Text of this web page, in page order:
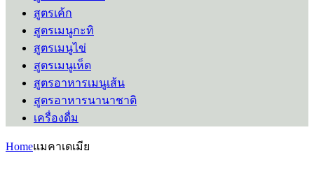
สูตรเค้ก
สูตรเมนูกะทิ
สูตรเมนูไข่
สูตรเมนูเห็ด
สูตรอาหารเมนูเส้น
สูตรอาหารนานาชาติ
เครื่องดื่ม
Homeแมคาเดเมีย